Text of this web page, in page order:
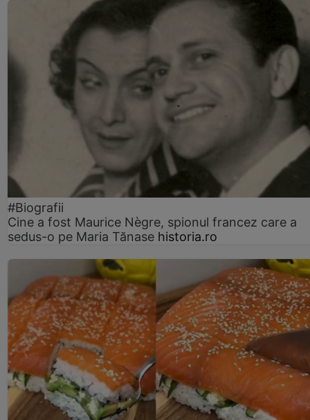
#Biografii
Cine a fost Maurice Nègre, spionul francez care a
sedus-o pe Maria Tănase historia.ro